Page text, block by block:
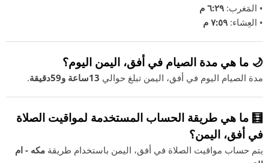
• المَغرب: ٦:٢٩ م
• العِشاء: ٧:٥٩ م
🌙 ما هي مدة الصيام في أفق، اليمن اليوم؟
مدة الصيام اليوم في أفق، اليمن تبلغ حوالي 13ساعة و59دقيقة .
🧮 ما هي طريقة الحساب المستخدمة لمواقيت الصلاة
في أفق، اليمن؟
يتم حساب مواقيت الصلاة في أفق، اليمن باستخدام طريقة مكه - ام